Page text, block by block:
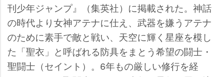
刊少年ジャンプ』（集英社）に掲載された。神話
の時代より女神アテナに仕え、武器を嫌うアテナ
のために素手で敵と戦い、天空に輝く星座を模し
た「聖衣」と呼ばれる防具をまとう希望の闘士・
聖闘士（セイント）。6年もの厳しい修行を経